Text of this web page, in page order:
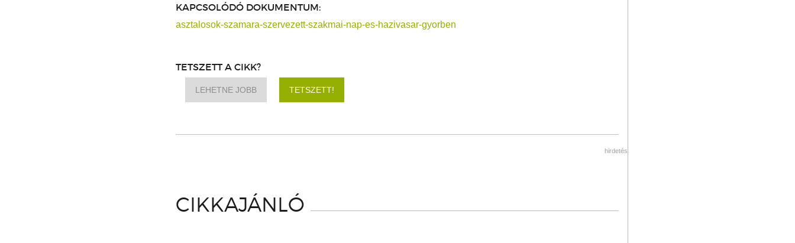
KAPCSOLÓDÓ DOKUMENTUM:
asztalosok-szamara-szervezett-szakmai-nap-es-hazivasar-gyorben
TETSZETT A CIKK?
LEHETNE JOBB TETSZETT!
hirdetés
CIKKAJÁNLÓ